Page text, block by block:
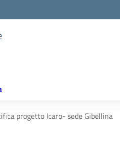
progetto Icaro- sede Gibellina